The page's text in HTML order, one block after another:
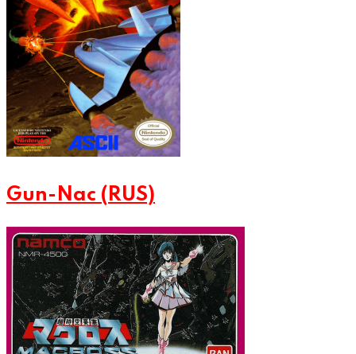
Gun-Nac (RUS)